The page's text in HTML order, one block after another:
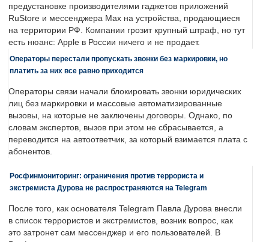
предустановке производителями гаджетов приложений
RuStore и мессенджера Max на устройства, продающиеся
на территории РФ. Компании грозит крупный штраф, но тут
есть нюанс: Apple в России ничего и не продает.
Операторы перестали пропускать звонки без маркировки, но
платить за них все равно приходится
Операторы связи начали блокировать звонки юридических
лиц без маркировки и массовые автоматизированные
вызовы, на которые не заключены договоры. Однако, по
словам экспертов, вызов при этом не сбрасывается, а
переводится на автоответчик, за который взимается плата с
абонентов.
Росфинмониторинг: ограничения против террориста и
экстремиста Дурова не распространяются на Telegram
После того, как основателя Telegram Павла Дурова внесли
в список террористов и экстремистов, возник вопрос, как
это затронет сам мессенджер и его пользователей. В